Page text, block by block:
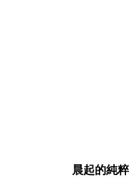
晨起的純